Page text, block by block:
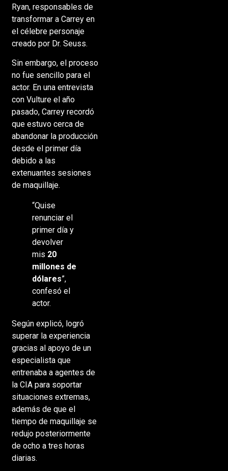
Ryan, responsables de
transformar a Carrey en
el célebre personaje
creado por Dr. Seuss.
Sin embargo, el proceso
no fue sencillo para el
actor. En una entrevista
con Vulture el año
pasado, Carrey recordó
que estuvo cerca de
abandonar la producción
desde el primer día
debido a las
extenuantes sesiones
de maquillaje.
“Quise
renunciar el
primer día y
devolver
mis 20
millones de
dólares”,
confesó el
actor.
Según explicó, logró
superar la experiencia
gracias al apoyo de un
especialista que
entrenaba a agentes de
la CIA para soportar
situaciones extremas,
además de que el
tiempo de maquillaje se
redujo posteriormente
de ocho a tres horas
diarias.